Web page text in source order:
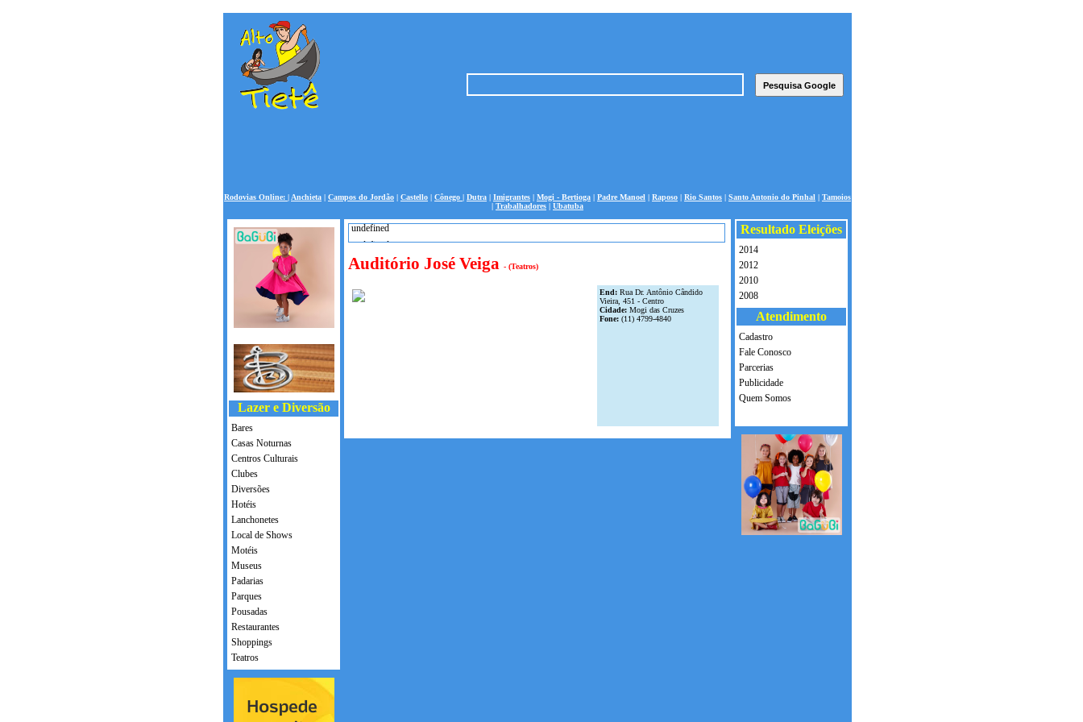
Rodovias Online: | Anchieta | Campos do Jordão | Castello | Cônego | Dutra | Imigrantes | Mogi - Bertioga | Padre Manoel | Raposo | Rio Santos | Santo Antonio do Pinhal | Tamoios
| Trabalhadores | Ubatuba
Lazer e Diversão
Bares
Casas Noturnas
Centros Culturais
Clubes
Diversões
Hotéis
Lanchonetes
Local de Shows
Motéis
Museus
Padarias
Parques
Pousadas
Restaurantes
Shoppings
Teatros
undefined
Auditório José Veiga - (Teatros)
End: Rua Dr. Antônio Cândido
Vieira, 451 - Centro
Cidade: Mogi das Cruzes
Fone: (11) 4799-4840
Resultado Eleições
2014
2012
2010
2008
Atendimento
Cadastro
Fale Conosco
Parcerias
Publicidade
Quem Somos